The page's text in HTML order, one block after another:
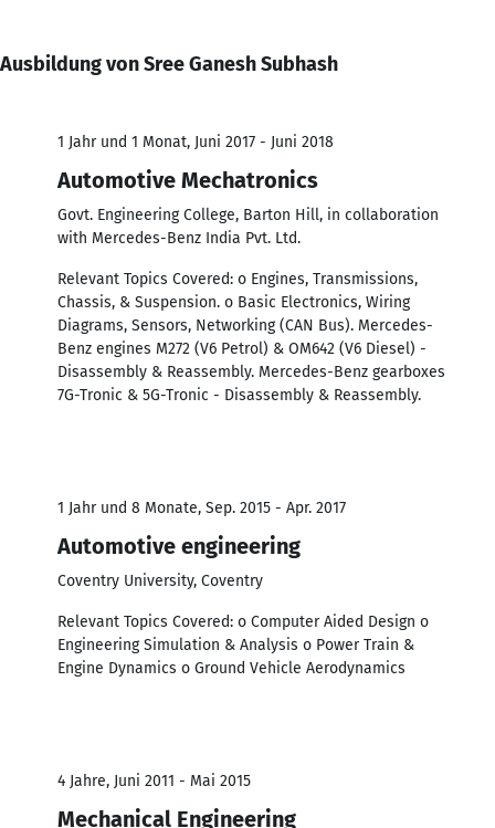
Ausbildung von Sree Ganesh Subhash
1 Jahr und 1 Monat, Juni 2017 - Juni 2018
Automotive Mechatronics
Govt. Engineering College, Barton Hill, in collaboration
with Mercedes-Benz India Pvt. Ltd.
Relevant Topics Covered: o Engines, Transmissions,
Chassis, & Suspension. o Basic Electronics, Wiring
Diagrams, Sensors, Networking (CAN Bus). Mercedes-
Benz engines M272 (V6 Petrol) & OM642 (V6 Diesel) -
Disassembly & Reassembly. Mercedes-Benz gearboxes
7G-Tronic & 5G-Tronic - Disassembly & Reassembly.
1 Jahr und 8 Monate, Sep. 2015 - Apr. 2017
Automotive engineering
Coventry University, Coventry
Relevant Topics Covered: o Computer Aided Design o
Engineering Simulation & Analysis o Power Train &
Engine Dynamics o Ground Vehicle Aerodynamics
4 Jahre, Juni 2011 - Mai 2015
Mechanical Engineering